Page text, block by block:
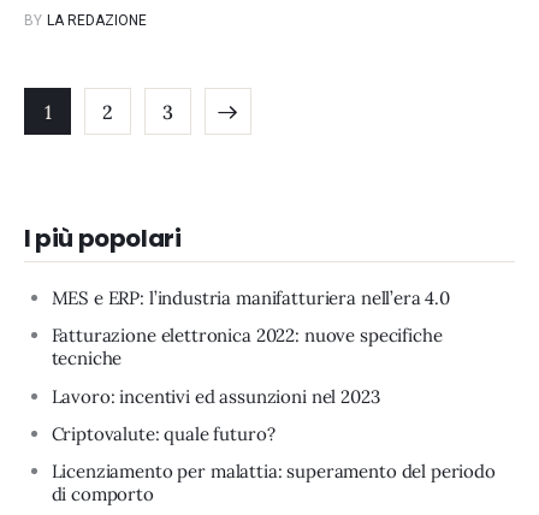
BY LA REDAZIONE
A1 2 3
I più popolari
MES e ERP: l’industria manifatturiera nell’era 4.0
Fatturazione elettronica 2022: nuove specifiche
tecniche
Lavoro: incentivi ed assunzioni nel 2023
Criptovalute: quale futuro?
Licenziamento per malattia: superamento del periodo
di comporto